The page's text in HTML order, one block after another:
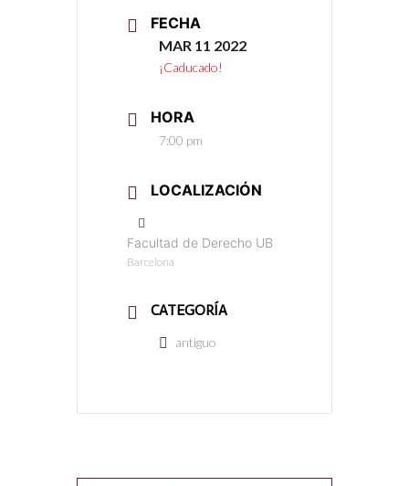
FECHA
MAR 11 2022
¡Caducado!
HORA
7:00 pm
LOCALIZACIÓN
Facultad de Derecho UB
Barcelona
CATEGORÍA
antiguo